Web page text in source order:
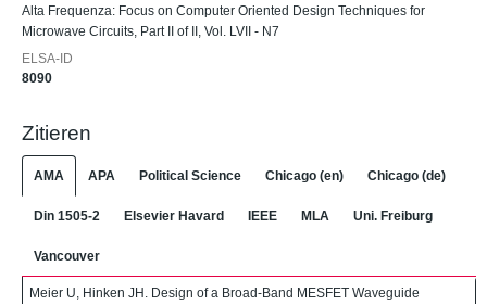
Alta Frequenza: Focus on Computer Oriented Design Techniques for
Microwave Circuits, Part II of II, Vol. LVII - N7
ELSA-ID
8090
Zitieren
AMA APA Political Science Chicago (en) Chicago (de)
Din 1505-2 Elsevier Havard IEEE MLA Uni. Freiburg
Vancouver
Meier U, Hinken JH. Design of a Broad-Band MESFET Waveguide